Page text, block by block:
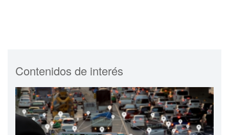
Contenidos de interés